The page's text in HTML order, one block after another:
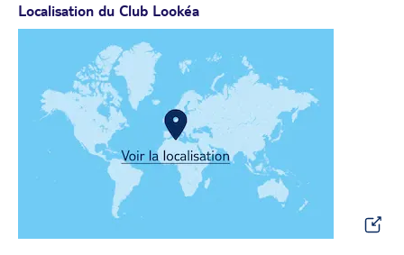
Localisation du Club Lookéa